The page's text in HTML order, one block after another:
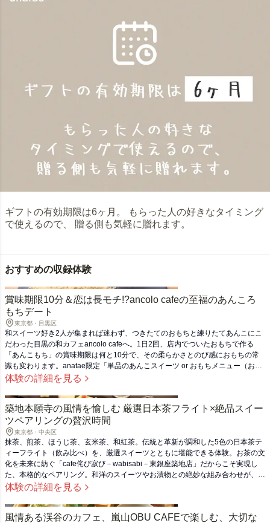
ギフトの有効期限は6ヶ月。 もらった人の好きなタイミング
で使えるので、 贈る側も気軽に贈れます。
おすすめの収録体験
賞味期限10分＆恋は長モチ!?ancolo cafeの至福のあんころ
もちデート
東京都・目黒区
和スイーツ好き2人が集まれば迷わず、つきたてのおもちと練りたてあんこにこ
だわった目黒の和カフェancolo cafeへ。1日2回、店内でついたおもちで作る
「あんこもち」の賞味期限は何と10分で、その柔らかさとのび感におもちの常
識も変わります。anatae限定「単品のあんこスイーツ or おもちメニュー（お雑
煮を除く）から1点とドリンク1点のセット」は、フードとドリンクをそれぞれ
体験の詳細を見る
築地本願寺の風情を愉しむ 厳選日本茶フライト×絶品スイー
ツペアリングの贅沢時間
東京都・中央区
抹茶、煎茶、ほうじ茶、玄米茶、和紅茶。伝統と革新が調和した5色の日本茶テ
ィーフライト（飲み比べ）を、厳選スイーツとともに堪能できる体験。お茶の文
化を未来に紡ぐ「cafe侘び寂び－wabisabi－東銀座築地店」だからこそ実現し
た、本格的なペアリング。和洋のスイーツやお漬物との絶妙な組み合わせが、あ
なたの味覚に新たな発見をもたらします。風情ある築地本願寺に程近い特別なロ
なひとときをお楽しみいただけます。
体験の詳細を見る
風情ある渓谷のカフェ、嵐山OBU CAFEで楽しむ、大切な